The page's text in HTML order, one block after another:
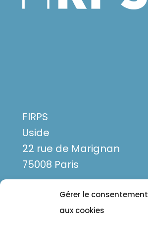
Gérer le consentement
aux cookies
FIRPS
Uside
22 rue de Marignan
75008 Paris